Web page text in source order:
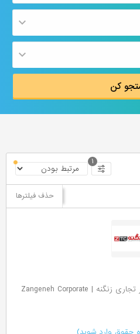
کن
۱
حذف فیلترها
مجموعه شرکتها و موسسات غیر تجاری زنگنه | Zangeneh Corporate